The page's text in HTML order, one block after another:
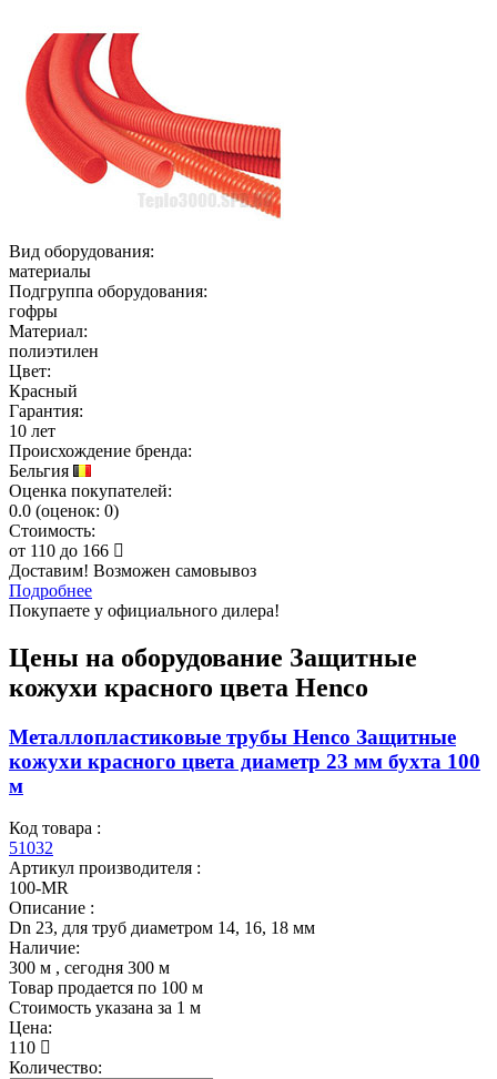
Вид оборудования:
материалы
Подгруппа оборудования:
гофры
Материал:
полиэтилен
Цвет:
Красный
Гарантия:
10 лет
Происхождение бренда:
Бельгия
Оценка покупателей:
0.0 (оценок: 0)
Стоимость:
от 110 до 166
Доставим! Возможен самовывоз
Подробнее
Покупаете у официального дилера!
Цены на оборудование Защитные
кожухи красного цвета Henco
Металлопластиковые трубы Henco Защитные
кожухи красного цвета диаметр 23 мм бухта 100
м
Код товара :
51032
Артикул производителя :
100-MR
Описание :
Dn 23, для труб диаметром 14, 16, 18 мм
Наличие:
300 м , сегодня 300 м
Товар продается по 100 м
Cтоимость указана за 1 м
Цена:
110
Количество: